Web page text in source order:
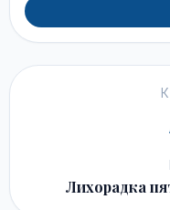
Лихорадка